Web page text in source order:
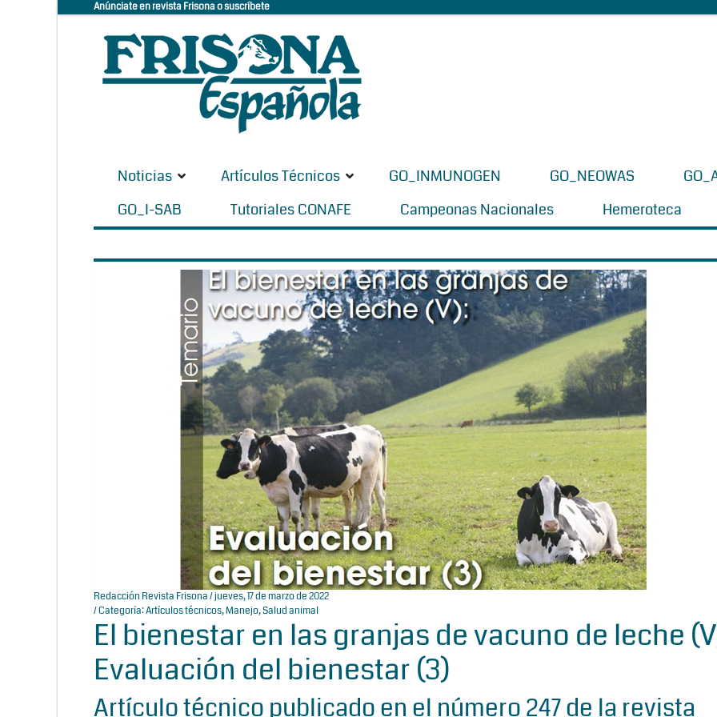
Anúnciate en revista Frisona o suscríbete
Noticias Artículos Técnicos GO_INMUNOGEN GO_NEOWAS
GO_I-SAB
Tutoriales CONAFE Campeonas Nacionales Hemeroteca
Redacción Revista Frisona/ jueves, 17 de marzo de 2022
/ Categoría:Artículos técnicos,Manejo,Salud animal
El bienestar en las granjas de vacuno de leche
Evaluación del bienestar (3)
Artículo técnico publicado en el número 247 de la revista